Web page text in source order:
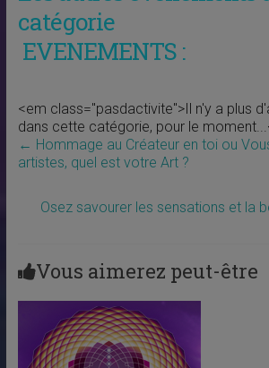
catégorie
EVENEMENTS :
<em class="pasdactivite">Il n'y a plus
dans cette catégorie, pour le
← Hommage au Créateur en toi ou
artistes, quel est votre Art ?
Osez savourer les sensations et la
Vous aimerez peut-être